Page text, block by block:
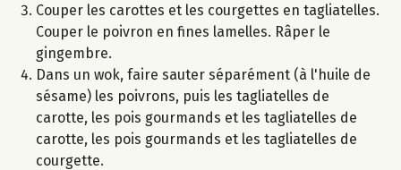
Couper les carottes et les courgettes en tagliatelles.
Couper le poivron en fines lamelles. Râper le
gingembre.
Dans un wok, faire sauter séparément (à l'huile de
sésame) les poivrons, puis les tagliatelles de
carotte, les pois gourmands et les tagliatelles de
carotte, les pois gourmands et les tagliatelles de
courgette.